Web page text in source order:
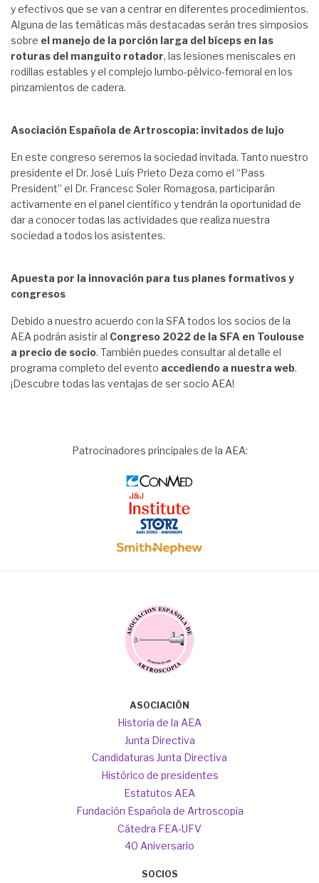
y efectivos que se van a centrar en diferentes procedimientos.
Alguna de las temáticas más destacadas serán tres simposios
sobre el manejo de la porción larga del bíceps en las
roturas del manguito rotador, las lesiones meniscales en
rodillas estables y el complejo lumbo-pélvico-femoral en los
pinzamientos de cadera.
Asociación Española de Artroscopia: invitados de lujo
En este congreso seremos la sociedad invitada. Tanto nuestro
presidente el Dr. José Luís Prieto Deza como el “Pass
President” el Dr. Francesc Soler Romagosa, participarán
activamente en el panel científico y tendrán la oportunidad de
dar a conocer todas las actividades que realiza nuestra
sociedad a todos los asistentes.
Apuesta por la innovación para tus planes formativos y
congresos
Debido a nuestro acuerdo con la SFA todos los socios de la
AEA podrán asistir al Congreso 2022 de la SFA en Toulouse
a precio de socio. También puedes consultar al detalle el
programa completo del evento accediendo a nuestra web.
¡Descubre todas las ventajas de ser socio AEA!
Patrocinadores principales de la AEA:
Image
Image
Image
Image
Image
ASOCIACIÓN
Historia de la AEA
Junta Directiva
Candidaturas Junta Directiva
Histórico de presidentes
Estatutos AEA
Fundación Española de Artroscopia
Cátedra FEA-UFV
40 Aniversario
SOCIOS